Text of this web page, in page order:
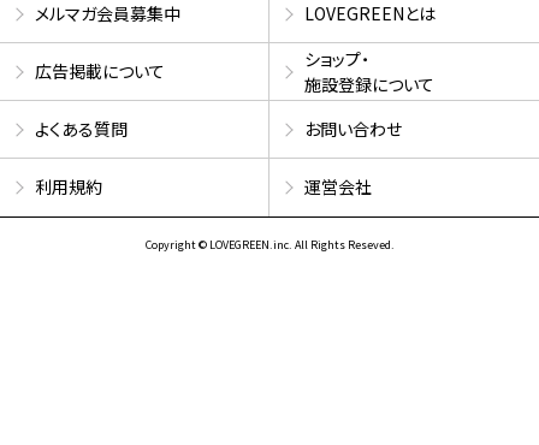
メルマガ会員募集中 LOVEGREENとは
広告掲載について
ショップ・
施設登録について
よくある質問
お問い合わせ
利用規約 運営会社
Copyright © LOVEGREEN.inc. All Rights Reseved.